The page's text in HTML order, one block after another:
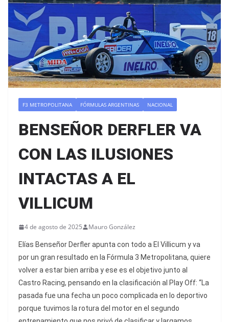
F3 METROPOLITANA FÓRMULAS ARGENTINAS NACIONAL
BENSEÑOR DERFLER VA
CON LAS ILUSIONES
INTACTAS A EL
VILLICUM
4 de agosto de 2025 Mauro González
Elías Benseñor Derfler apunta con todo a El Villicum y va
por un gran resultado en la Fórmula 3 Metropolitana, quiere
volver a estar bien arriba y ese es el objetivo junto al
Castro Racing, pensando en la clasificación al Play Off: “La
pasada fue una fecha un poco complicada en lo deportivo
porque tuvimos la rotura del motor en el segundo